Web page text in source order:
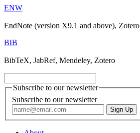
ENW
EndNote (version X9.1 and above), Zotero
BIB
BibTeX, JabRef, Mendeley, Zotero
Subscribe to our newsletter
Subscribe to our newsletter